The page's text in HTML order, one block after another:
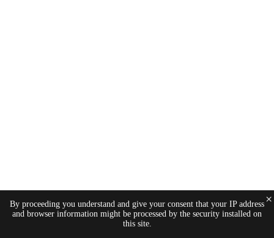
By proceeding you understand and give your consent that your IP address
and browser information might be processed by the security installed on
this site.
×